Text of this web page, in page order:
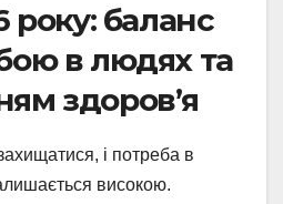
року: баланс
в людях та
здоров’я
і потреба в
високою.